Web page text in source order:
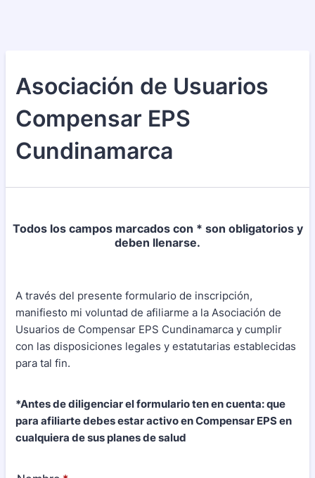
Asociación de Usuarios
Compensar EPS
Cundinamarca
Todos los campos marcados con * son obligatorios y
deben llenarse.
A través del presente formulario de inscripción,
manifiesto mi voluntad de afiliarme a la Asociación de
Usuarios de Compensar EPS Cundinamarca y cumplir
con las disposiciones legales y estatutarias establecidas
para tal fin.
*Antes de diligenciar el formulario ten en cuenta: que
para afiliarte debes estar activo en Compensar EPS en
cualquiera de sus planes de salud